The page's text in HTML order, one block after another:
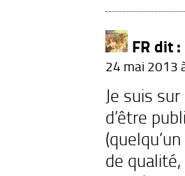
FRdit :
24 mai 2013
Je suis
d’être
de